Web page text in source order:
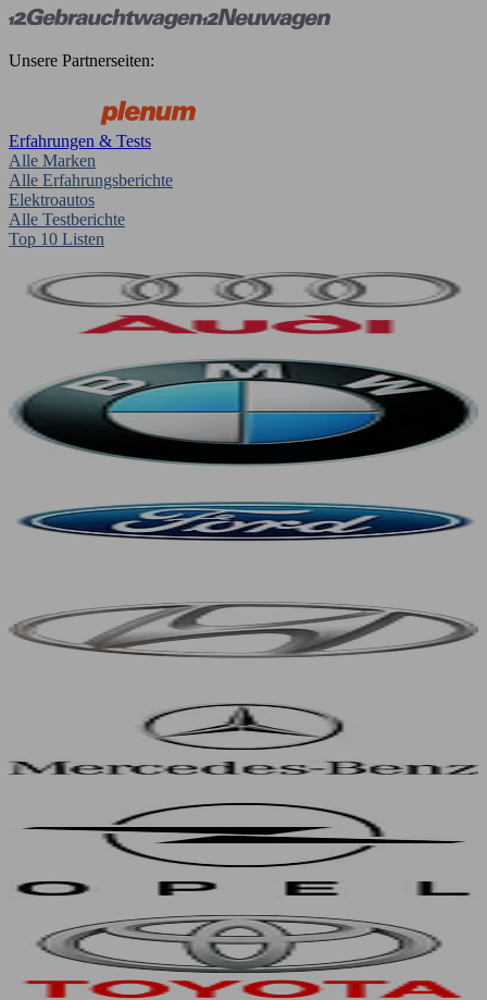
Unsere Partnerseiten:
Erfahrungen & Tests
Alle Marken
Alle Erfahrungsberichte
Elektroautos
Alle Testberichte
Top 10 Listen